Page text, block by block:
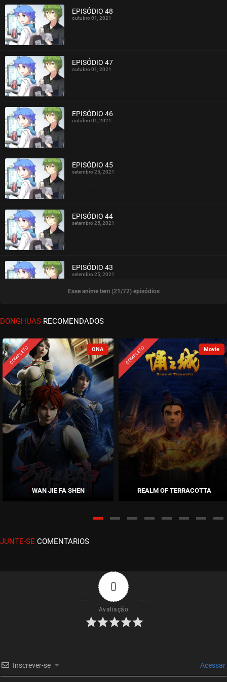
EPISÓDIO 48
outubro 01, 2021
EPISÓDIO 47
outubro 01, 2021
EPISÓDIO 46
outubro 01, 2021
EPISÓDIO 45
setembro 25, 2021
EPISÓDIO 44
setembro 25, 2021
ASSISTIDO
EPISÓDIO 43
setembro 25, 2021
ASSISTIDO
EPISÓDIO 42
ASSISTIDO
EPISÓDIO 41
setembro 20, 2021
ASSISTIDO
EPISÓDIO 40
setembro 20, 2021
EPISÓDIO 39
setembro 20, 2021
ASSISTIDO
EPISÓDIO 37
setembro 20, 2021
EPISÓDIO 36
EPISÓDIO 35
Esse anime tem (21/72) episódios
DONGHUAS RECOMENDADOS
COMPLETO
WAN JIE FA SHEN
COMPLETO
REALM OF TERRACOTTA
JUNTE-SE COMENTARIOS
0
Avaliação
Inscrever-se Acessar